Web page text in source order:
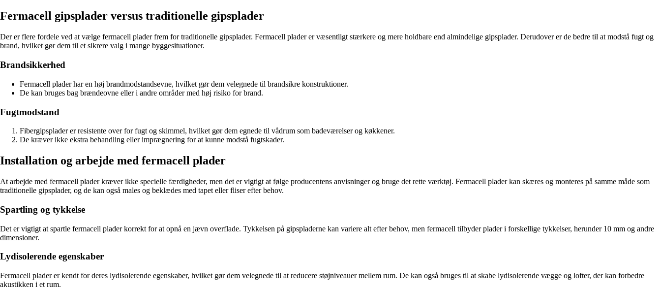
Fermacell gipsplader versus traditionelle gipsplader
Der er flere fordele ved at vælge fermacell plader frem for traditionelle gipsplader. Fermacell plader er væsentligt stærkere og mere holdbare end almindelige gipsplader. Derudover er de bedre til at modstå fugt og
brand, hvilket gør dem til et sikrere valg i mange byggesituationer.
Brandsikkerhed
Fermacell plader har en høj brandmodstandsevne, hvilket gør dem velegnede til brandsikre konstruktioner.
De kan bruges bag brændeovne eller i andre områder med høj risiko for brand.
Fugtmodstand
Fibergipsplader er resistente over for fugt og skimmel, hvilket gør dem egnede til vådrum som badeværelser og køkkener.
De kræver ikke ekstra behandling eller imprægnering for at kunne modstå fugtskader.
Installation og arbejde med fermacell plader
At arbejde med fermacell plader kræver ikke specielle færdigheder, men det er vigtigt at følge producentens anvisninger og bruge det rette værktøj. Fermacell plader kan skæres og monteres på samme måde som
traditionelle gipsplader, og de kan også males og beklædes med tapet eller fliser efter behov.
Spartling og tykkelse
Det er vigtigt at spartle fermacell plader korrekt for at opnå en jævn overflade. Tykkelsen på gipspladerne kan variere alt efter behov, men fermacell tilbyder plader i forskellige tykkelser, herunder 10 mm og andre
dimensioner.
Lydisolerende egenskaber
Fermacell plader er kendt for deres lydisolerende egenskaber, hvilket gør dem velegnede til at reducere støjniveauer mellem rum. De kan også bruges til at skabe lydisolerende vægge og lofter, der kan forbedre
akustikken i et rum.